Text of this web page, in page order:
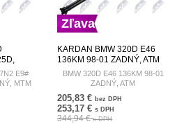
BM-097
E9#
MTM
Zľava
KARDAN BMW 320D E46
136KM 98-01 ZADNÝ, ATM
26117504776 NWN-BM-051
BMW 320D E46 136KM 98-01
ZADNÝ, ATM
205,83 € bez DPH
253,17 € s DPH
344,94 €s DPH